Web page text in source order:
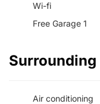
Wi-fi
Free Garage 1
Air conditioning